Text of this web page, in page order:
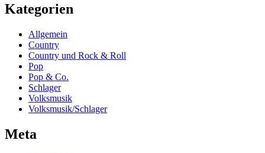
Kategorien
Allgemein
Country
Country und Rock & Roll
Pop
Pop & Co.
Schlager
Volksmusik
Volksmusik/Schlager
Meta